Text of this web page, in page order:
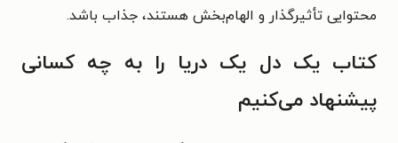
محتوایی تأثیرگذار و الهام‌بخش هستند، جذاب باشد.
کتاب یک دل یک دریا را به چه کسانی
پیشنهاد می‌کنیم